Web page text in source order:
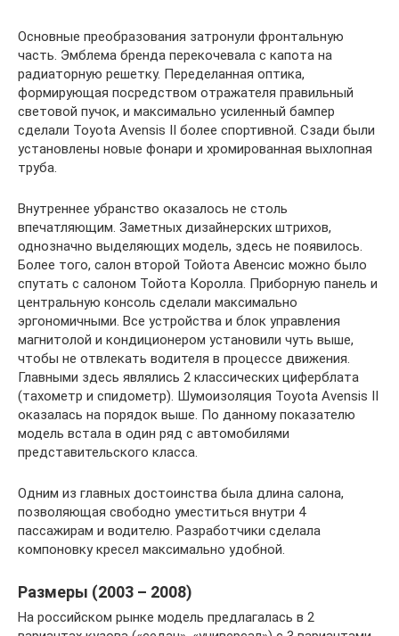
Основные преобразования затронули фронтальную
часть. Эмблема бренда перекочевала с капота на
радиаторную решетку. Переделанная оптика,
формирующая посредством отражателя правильный
световой пучок, и максимально усиленный бампер
сделали Toyota Avensis II более спортивной. Сзади были
установлены новые фонари и хромированная выхлопная
труба.
Внутреннее убранство оказалось не столь
впечатляющим. Заметных дизайнерских штрихов,
однозначно выделяющих модель, здесь не появилось.
Более того, салон второй Тойота Авенсис можно было
спутать с салоном Тойота Королла. Приборную панель и
центральную консоль сделали максимально
эргономичными. Все устройства и блок управления
магнитолой и кондиционером установили чуть выше,
чтобы не отвлекать водителя в процессе движения.
Главными здесь являлись 2 классических циферблата
(тахометр и спидометр). Шумоизоляция Toyota Avensis II
оказалась на порядок выше. По данному показателю
модель встала в один ряд с автомобилями
представительского класса.
Одним из главных достоинства была длина салона,
позволяющая свободно уместиться внутри 4
пассажирам и водителю. Разработчики сделала
компоновку кресел максимально удобной.
Размеры (2003 – 2008)
На российском рынке модель предлагалась в 2